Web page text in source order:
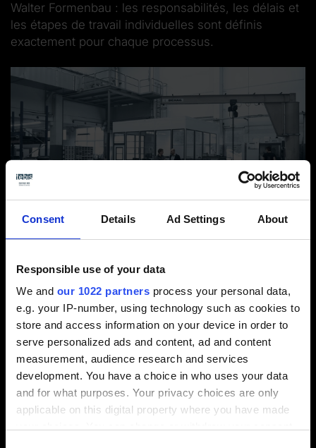
Consent Details Ad Settings About
Responsible use of your data
We and our 1022 partners process your personal data,
e.g. your IP-number, using technology such as cookies to
store and access information on your device in order to
serve personalized ads and content, ad and content
measurement, audience research and services
development. You have a choice in who uses your data
and for what purposes. Your privacy choices are only
applicable on this digital property where you have made
Walter Formenbau : les responsabilités, les délais et
les étapes de travail individuelles sont définis
exactement pour chaque processus.
Au cœur de la fabrication : Le nouveau bureau de FAO
(pièce blanche) a été placé à proximité immédiate des
machines. (© Hanser/Schröder)
Processus 2,5 D :programmation FAO externe
sur Tebis, uniformisation des outils, aucune
reprise manuelle
Processus 3D :programmation FAO externe sur
Tebis, conception 3D avec couleurs et features
Fabrication sans papier :les viewers sont